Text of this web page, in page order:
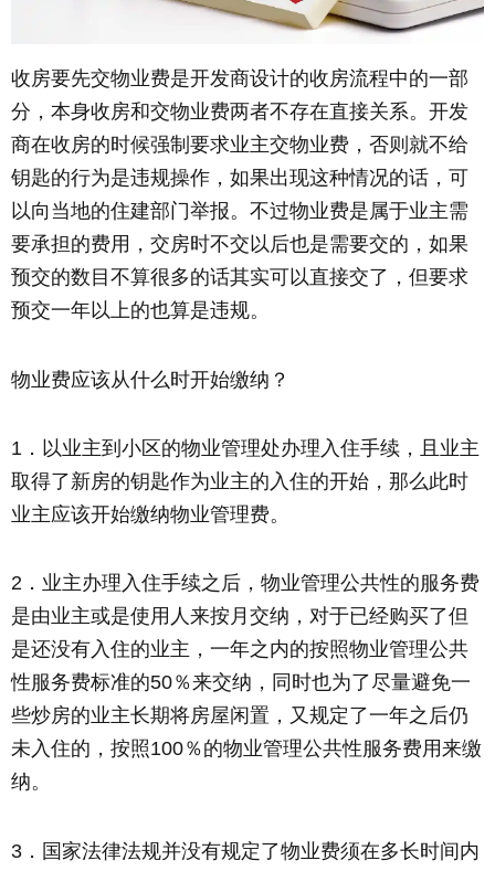
收房要先交物业费是开发商设计的收房流程中的一部
分，本身收房和交物业费两者不存在直接关系。开发
商在收房的时候强制要求业主交物业费，否则就不给
钥匙的行为是违规操作，如果出现这种情况的话，可
以向当地的住建部门举报。不过物业费是属于业主需
要承担的费用，交房时不交以后也是需要交的，如果
预交的数目不算很多的话其实可以直接交了，但要求
预交一年以上的也算是违规。
物业费应该从什么时开始缴纳？
1．以业主到小区的物业管理处办理入住手续，且业主
取得了新房的钥匙作为业主的入住的开始，那么此时
业主应该开始缴纳物业管理费。
2．业主办理入住手续之后，物业管理公共性的服务费
是由业主或是使用人来按月交纳，对于已经购买了但
是还没有入住的业主，一年之内的按照物业管理公共
性服务费标准的50％来交纳，同时也为了尽量避免一
些炒房的业主长期将房屋闲置，又规定了一年之后仍
未入住的，按照100％的物业管理公共性服务费用来缴
纳。
3．国家法律法规并没有规定了物业费须在多长时间内